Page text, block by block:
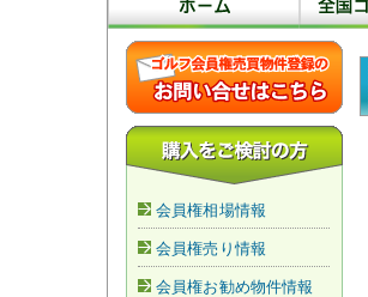
会員権相場情報
会員権売り情報
会員権お勧め物件情報